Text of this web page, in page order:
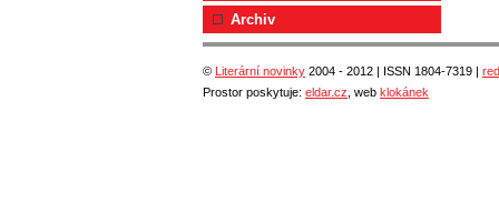
Archiv
© Literární novinky 2004 - 2012 | ISSN 1804-7319 |
Prostor poskytuje: eldar.cz , web klokánek